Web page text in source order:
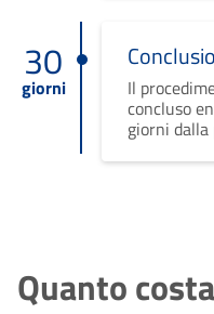
30
giorni Il
concluso
giorni
Quanto costa